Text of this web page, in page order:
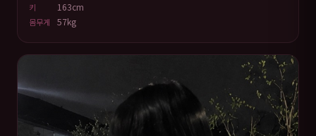
키 163cm
몸무게 57kg